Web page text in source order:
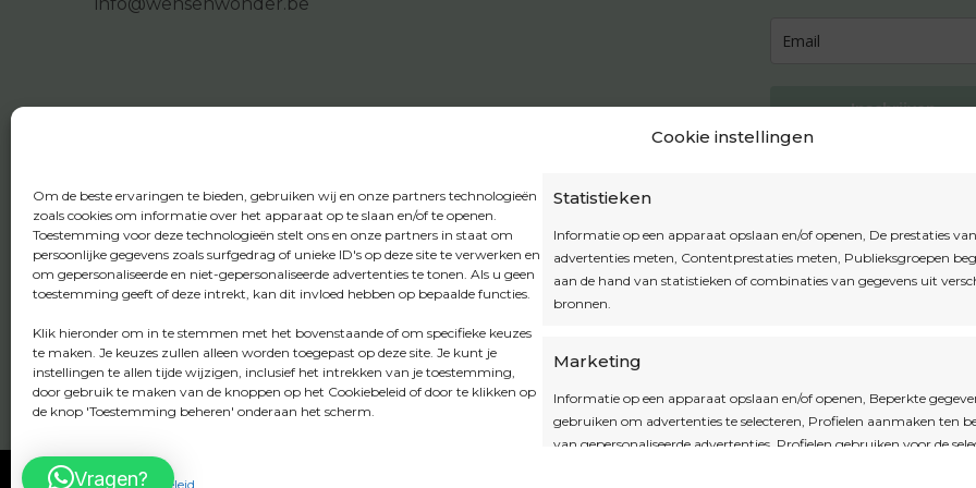
Cookie instellingen
Om de beste ervaringen te bieden, gebruiken wij en onze partners technologieën
zoals cookies om informatie over het apparaat op te slaan en/of te openen.
Toestemming voor deze technologieën stelt ons en onze partners in staat om
persoonlijke gegevens zoals surfgedrag of unieke ID's op deze site te verwerken en
om gepersonaliseerde en niet-gepersonaliseerde advertenties te tonen. Als u geen
toestemming geeft of deze intrekt, kan dit invloed hebben op bepaalde functies.
Klik hieronder om in te stemmen met het bovenstaande of om specifieke keuzes
te maken. Je keuzes zullen alleen worden toegepast op deze site. Je kunt je
instellingen te allen tijde wijzigen, inclusief het intrekken van je toestemming,
door gebruik te maken van de knoppen op het Cookiebeleid of door te klikken op
de knop 'Toestemming beheren' onderaan het scherm.
Statistieken
Informatie op een apparaat opslaan en/of openen, De prestaties van
advertenties meten, Contentprestaties meten, Publieksgroepen
aan de hand van statistieken of combinaties van gegevens uit
bronnen.
Marketing
Informatie op een apparaat opslaan en/of openen, Beperkte
gebruiken om advertenties te selecteren, Profielen aanmaken ten
van gepersonaliseerde advertenties, Profielen gebruiken voor de
CookiebeleidPrivacybeleid
Inschrijven
Algemene voorwaarden
Cookiebeleid
Vragen?